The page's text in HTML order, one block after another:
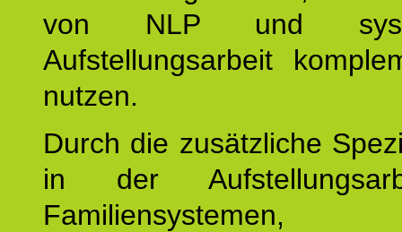
von NLP und
Aufstellungsarbeit
nutzen.
Durch die zusätzliche
in der
Familiensystemen,